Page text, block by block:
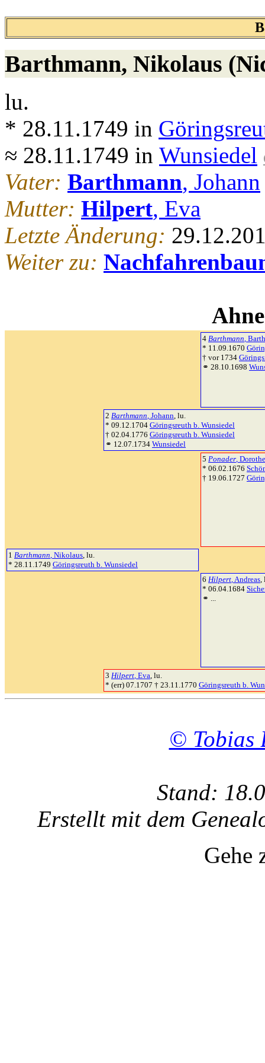
Barthmann, Nikolaus
lu.
* 28.11.1749 in
≈ 28.11.1749 in Wunsiedel
Vater: Barthmann, Johann
Mutter: Hilpert, Eva
Letzte Änderung:
Weiter zu:
4 Barthmann,
* 11.09.1670
† vor 1734
⚭ 28.10.1698
2 Barthmann, Johann, lu.
* 09.12.1704 Göringsreuth b. Wunsiedel
† 02.04.1776 Göringsreuth b. Wunsiedel
⚭ 12.07.1734 Wunsiedel
5 Ponader,
* 06.02.1676
† 19.06.1727
1 Barthmann, Nikolaus, lu.
* 28.11.1749 Göringsreuth b. Wunsiedel
6 Hilpert, Andreas,
* 06.04.1684
⚭ ...
3 Hilpert, Eva, lu.
* (err) 07.1707 † 23.11.1770 Göringsreuth b.
© Tobias
Stand:
Erstellt mit dem
Gehe